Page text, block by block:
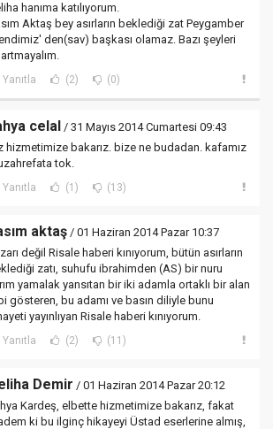
hanıma katılıyorum.
Aktaş bey asırların beklediği zat Peygamber
den(sav) başkası olamaz. Bazı şeyleri
Yanıtla (2) (0)
celal/ 31 Mayıs 2014 Cumartesi 09:43
hizmetimize bakarız. bize ne budadan. kafamız
tok.
Yanıtla (1) (13)
aktaş / 01 Haziran 2014 Pazar 10:37
değil Risale haberi kınıyorum, bütün asırların
zatı, suhufu ibrahimden (AS) bir nuru
yamalak yansıtan bir iki adamla ortaklı bir alan
gösteren, bu adamı ve basın diliyle bunu
yayınlıyan Risale haberi kınıyorum.
Yanıtla (2) (11)
Demir / 01 Haziran 2014 Pazar 20:12
Kardeş, elbette hizmetimize bakarız, fakat
ki bu ilginç hikayeyi Üstad eserlerine almış,